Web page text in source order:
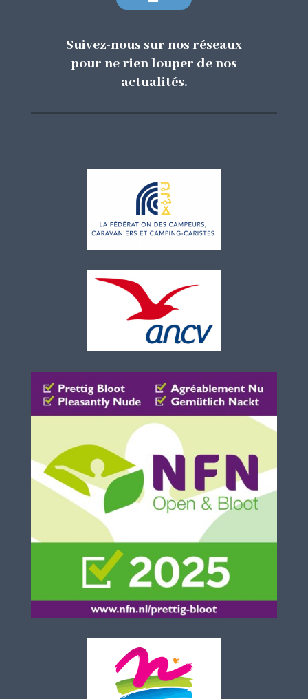
Suivez-nous sur nos réseaux
pour ne rien louper de nos
actualités.